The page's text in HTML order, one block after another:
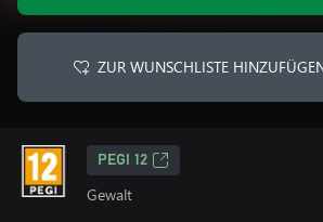
ZUR WUNSCHLISTE
PEGI 12
Gewalt